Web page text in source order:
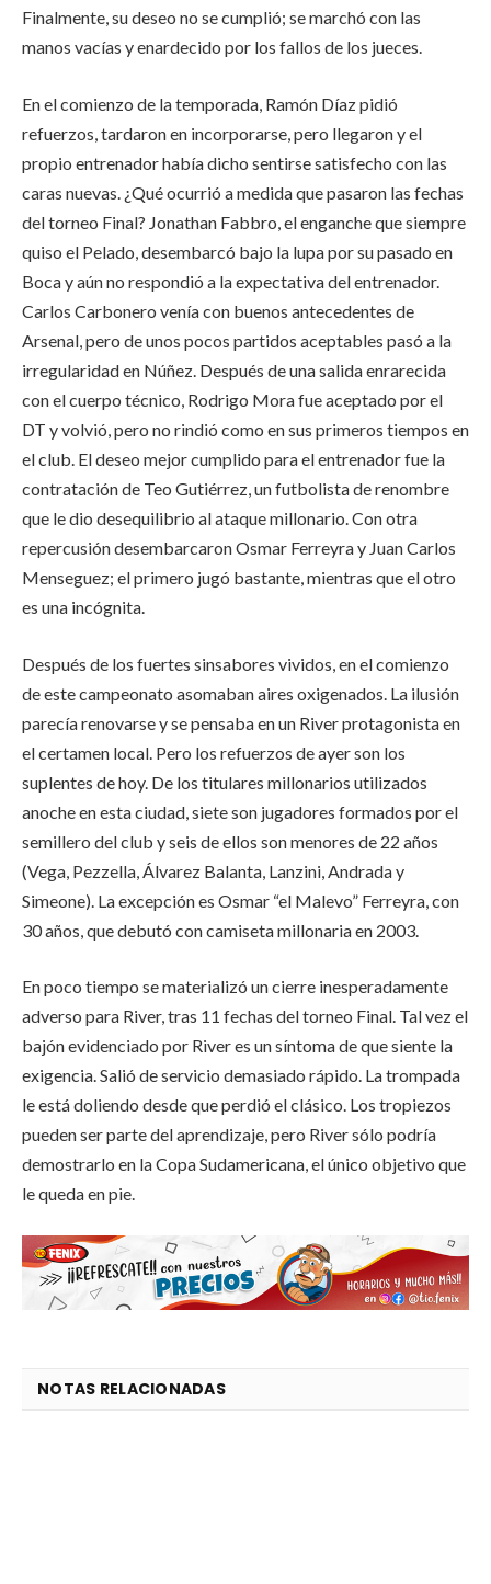
Finalmente, su deseo no se cumplió; se marchó con las
manos vacías y enardecido por los fallos de los jueces.
En el comienzo de la temporada, Ramón Díaz pidió
refuerzos, tardaron en incorporarse, pero llegaron y el
propio entrenador había dicho sentirse satisfecho con las
caras nuevas. ¿Qué ocurrió a medida que pasaron las fechas
del torneo Final? Jonathan Fabbro, el enganche que siempre
quiso el Pelado, desembarcó bajo la lupa por su pasado en
Boca y aún no respondió a la expectativa del entrenador.
Carlos Carbonero venía con buenos antecedentes de
Arsenal, pero de unos pocos partidos aceptables pasó a la
irregularidad en Núñez. Después de una salida enrarecida
con el cuerpo técnico, Rodrigo Mora fue aceptado por el
DT y volvió, pero no rindió como en sus primeros tiempos en
el club. El deseo mejor cumplido para el entrenador fue la
contratación de Teo Gutiérrez, un futbolista de renombre
que le dio desequilibrio al ataque millonario. Con otra
repercusión desembarcaron Osmar Ferreyra y Juan Carlos
Menseguez; el primero jugó bastante, mientras que el otro
es una incógnita.
Después de los fuertes sinsabores vividos, en el comienzo
de este campeonato asomaban aires oxigenados. La ilusión
parecía renovarse y se pensaba en un River protagonista en
el certamen local. Pero los refuerzos de ayer son los
suplentes de hoy. De los titulares millonarios utilizados
anoche en esta ciudad, siete son jugadores formados por el
semillero del club y seis de ellos son menores de 22 años
(Vega, Pezzella, Álvarez Balanta, Lanzini, Andrada y
Simeone). La excepción es Osmar “el Malevo” Ferreyra, con
30 años, que debutó con camiseta millonaria en 2003.
En poco tiempo se materializó un cierre inesperadamente
adverso para River, tras 11 fechas del torneo Final. Tal vez el
bajón evidenciado por River es un síntoma de que siente la
exigencia. Salió de servicio demasiado rápido. La trompada
le está doliendo desde que perdió el clásico. Los tropiezos
pueden ser parte del aprendizaje, pero River sólo podría
demostrarlo en la Copa Sudamericana, el único objetivo que
le queda en pie.
NOTAS RELACIONADAS